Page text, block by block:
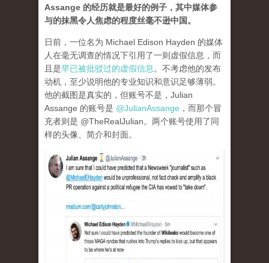
Assange 的经历就是最好的例子，其中媒体参
与的抹黑令人焦虑的程度丝毫不逊中国。
日前，一位名为 Michael Edison Hayden 的媒体
人在毫无调查的情况下引用了一则虚假信息，而
且是早已被批驳过的虚假信息 。不考虑他的发布
动机，至少说明他的专业知识和意识足够薄弱。
他的截图是真实的，但账号不是，Julian
Assange 的账号是 @JulianAssange ，而那个冒
充者则是 @TheRealJulian。两个账号使用了同
样的头像、简介和封面。